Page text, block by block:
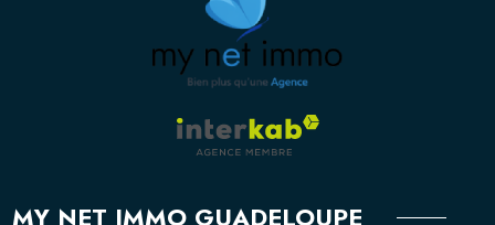
MY NET IMMO GUADELOUPE